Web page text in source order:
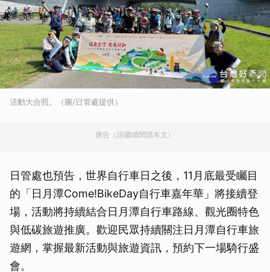
活動大合照。（圖/日管處提供）
廣告（請繼續閱讀本文）
日管處也預告，世界自行車日之後，11月底最受矚目
的「日月潭Come!BikeDay自行車嘉年華」將接續登
場，活動將持續結合日月潭自行車路線、觀光圈特色
與低碳旅遊推廣。歡迎民眾持續關注日月潭自行車旅
遊網，掌握最新活動與旅遊資訊，預約下一場騎行盛
會。